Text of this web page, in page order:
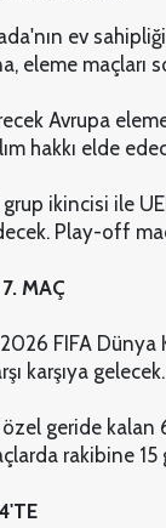
ev
eleme maçları
Avrupa
hakkı elde
ikincisi ile
Play-off
MAÇ
FIFA
karşıya gelecek.
geride
rakibine